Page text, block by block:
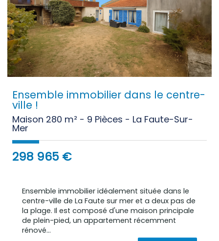
Ensemble immobilier dans le centre-
ville !
Maison 280 m² - 9 Pièces - La Faute-Sur-
Mer
298 965 €
Ensemble immobilier idéalement située dans le
centre-ville de La Faute sur mer et a deux pas de
la plage. Il est composé d'une maison principale
de plein-pied, un appartement récemment
rénové...